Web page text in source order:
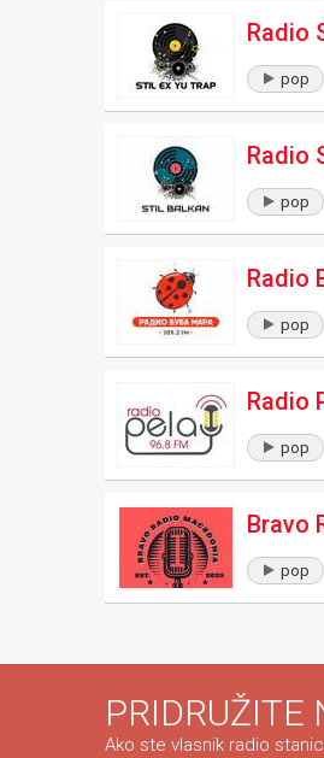
Radio
pop
Radio
pop
Radio
pop
Radio
pop
Bravo
pop
PRIDRUŽITE
Ako ste vlasnik radio